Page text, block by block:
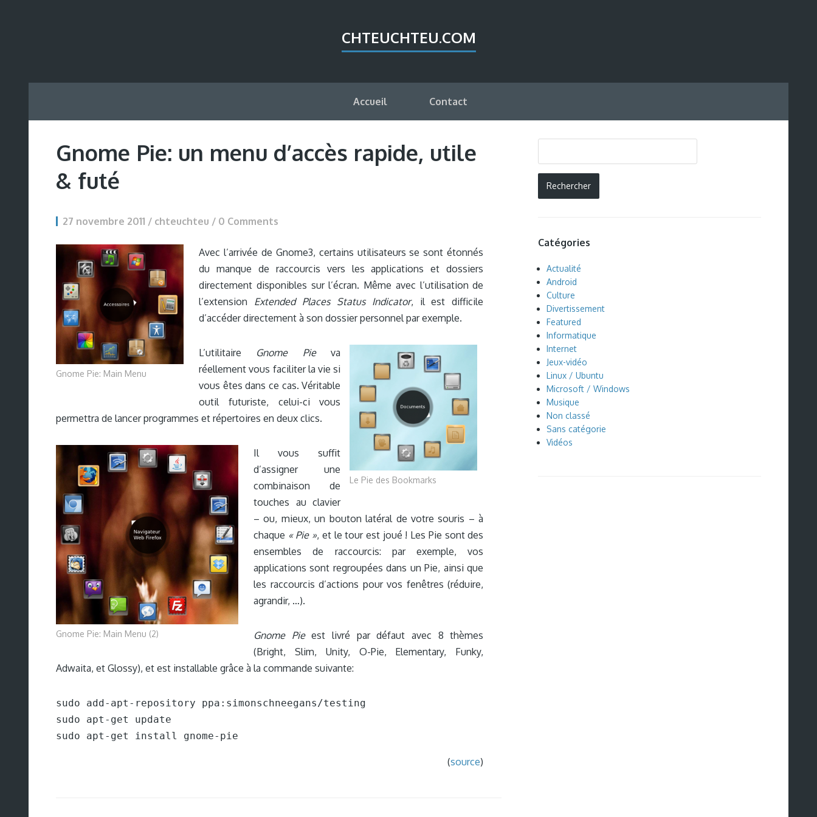
CHTEUCHTEU.COM
Accueil Contact
Gnome Pie: un menu d’accès rapide, utile
& futé
27 novembre 2011 / chteuchteu / 0 Comments
Gnome Pie: Main Menu
Avec l’arrivée de Gnome3, certains utilisateurs se sont étonnés
du manque de raccourcis vers les applications et dossiers
directement disponibles sur l’écran. Même avec l’utilisation de
l’extension Extended Places Status Indicator, il est difficile
d’accéder directement à son dossier personnel par exemple.
Le Pie des Bookmarks
L’utilitaire Gnome Pieva
réellement vous faciliter la vie si
vous êtes dans ce cas. Véritable
outil futuriste, celui-ci vous
permettra de lancer programmes et répertoires en deux clics.
Gnome Pie: Main Menu (2)
Il vous suffit
d’assigner une
combinaison de
touches au clavier
– ou, mieux, un bouton latéral de votre souris – à
chaque « Pie », et le tour est joué ! Les Pie sont des
ensembles de raccourcis: par exemple, vos
applications sont regroupées dans un Pie, ainsi que
les raccourcis d’actions pour vos fenêtres (réduire,
agrandir, …).
Gnome Pieest livré par défaut avec 8 thèmes
(Bright, Slim, Unity, O-Pie, Elementary, Funky,
Adwaita, et Glossy), et est installable grâce à la commande suivante:
sudo add-apt-repository ppa:simonschneegans/testing
sudo apt-get update
sudo apt-get install gnome-pie
(source)
Catégories
Actualité
Android
Culture
Divertissement
Featured
Informatique
Internet
Jeux-vidéo
Linux / Ubuntu
Microsoft / Windows
Musique
Non classé
Sans catégorie
Vidéos